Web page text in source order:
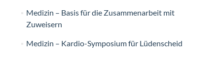
Medizin – Basis für die Zusammenarbeit mit
Zuweisern
Medizin – Kardio-Symposium für Lüdenscheid